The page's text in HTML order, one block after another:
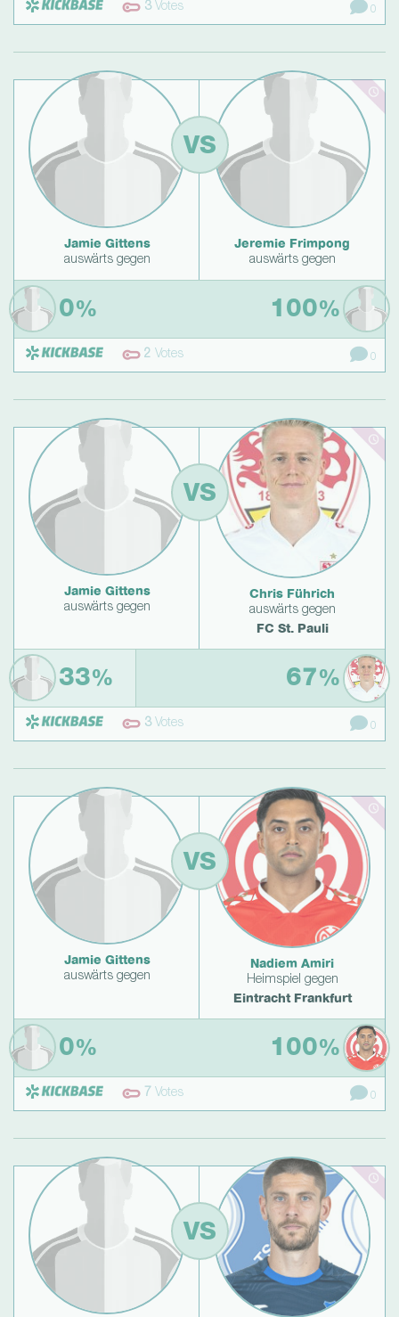
3Votes 0
Jamie Gittens
auswärts gegen
VS
Jeremie Frimpong
auswärts gegen
0% 100%
2 Votes 0
Jamie Gittens
auswärts gegen
VS
Chris Führich
auswärts gegen
FC St. Pauli
33% 67%
3Votes 0
Jamie Gittens
auswärts gegen
VS
Nadiem Amiri
Heimspiel gegen
Eintracht Frankfurt
0% 100%
7 Votes 0
VS